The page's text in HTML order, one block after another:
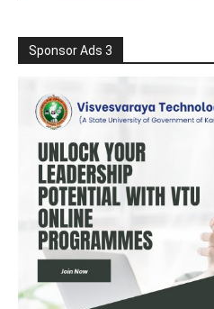
Sponsor Ads 3